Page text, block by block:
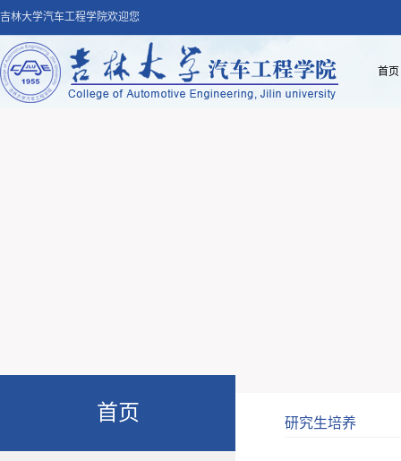
吉林大学汽车工程学院欢迎您
首页
首页 研究生培养